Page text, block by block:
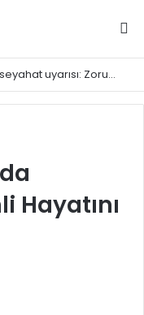
Dışişleri Bakanlığından Sudan için seyahat uyarısı: Zorunlu değilse gitmeyin
Hayatını